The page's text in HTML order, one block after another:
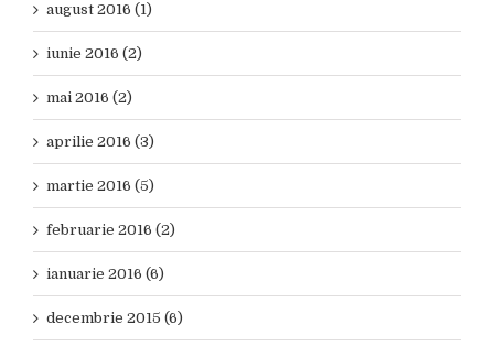
august 2016 (1)
iunie 2016 (2)
mai 2016 (2)
aprilie 2016 (3)
martie 2016 (5)
februarie 2016 (2)
ianuarie 2016 (6)
decembrie 2015 (6)